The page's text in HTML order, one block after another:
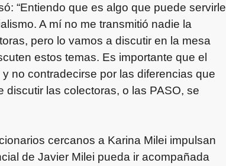
“Entiendo que es algo que puede servirle
A mí no me transmitió nadie la
pero lo vamos a discutir en la mesa
estos temas. Es importante que el
no contradecirse por las diferencias que
discutir las colectoras, o las PASO, se
cercanos a Karina Milei impulsan
de Javier Milei pueda ir acompañada